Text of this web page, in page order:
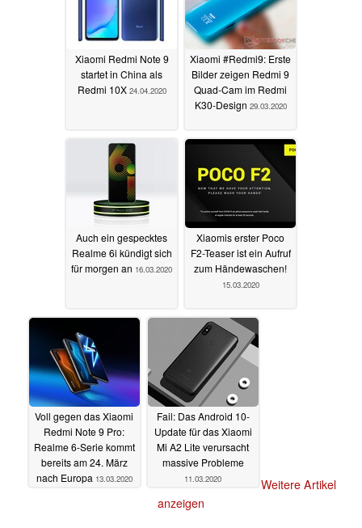
Xiaomi Redmi Note 9
startet in China als
Redmi 10X 24.04.2020
Xiaomi #Redmi9: Erste
Bilder zeigen Redmi 9
Quad-Cam im Redmi
K30-Design 29.03.2020
Auch ein gespecktes
Realme 6i kündigt sich
für morgen an 16.03.2020
Xiaomis erster Poco
F2-Teaser ist ein Aufruf
zum Händewaschen!
15.03.2020
Voll gegen das Xiaomi
Redmi Note 9 Pro:
Realme 6-Serie kommt
bereits am 24. März
nach Europa 13.03.2020
Fail: Das Android 10-
Update für das Xiaomi
Mi A2 Lite verursacht
massive Probleme
11.03.2020
Weitere Artikel
anzeigen